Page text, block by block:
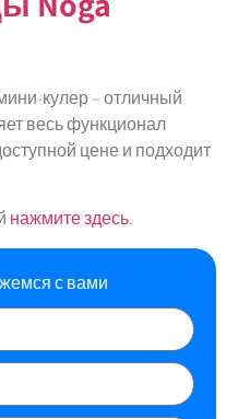
кулер – отличный
весь функционал
цене и подходит
нажмите здесь.
с вами